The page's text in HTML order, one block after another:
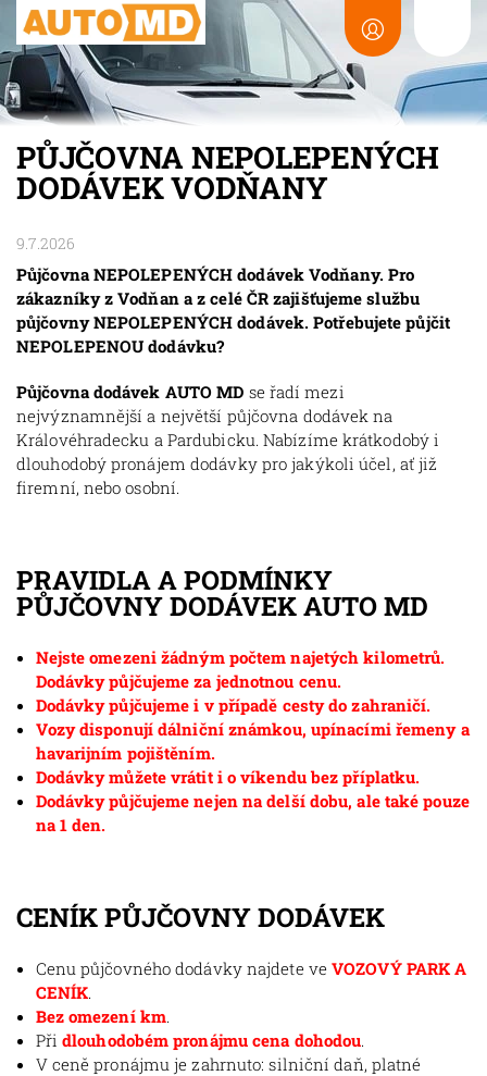
PŮJČOVNA NEPOLEPENÝCH
DODÁVEK VODŇANY
9.7.2026
Půjčovna NEPOLEPENÝCH dodávek Vodňany. Pro
zákazníky z Vodňan a z celé ČR zajišťujeme službu
půjčovny NEPOLEPENÝCH dodávek. Potřebujete půjčit
NEPOLEPENOU dodávku?
Půjčovna dodávek AUTO MD se řadí mezi
nejvýznamnější a největší půjčovna dodávek na
Královéhradecku a Pardubicku. Nabízíme krátkodobý i
dlouhodobý pronájem dodávky pro jakýkoli účel, ať již
firemní, nebo osobní.
PRAVIDLA A PODMÍNKY
PŮJČOVNY DODÁVEK AUTO MD
Nejste omezeni žádným počtem najetých kilometrů.
Dodávky půjčujeme za jednotnou cenu.
Dodávky půjčujeme i v případě cesty do zahraničí.
Vozy disponují dálniční známkou, upínacími řemeny a
havarijním pojištěním.
Dodávky můžete vrátit i o víkendu bez příplatku.
Dodávky půjčujeme nejen na delší dobu, ale také pouze
na 1 den.
CENÍK PŮJČOVNY DODÁVEK
Cenu půjčovného dodávky najdete veVOZOVÝ PARK A
CENÍK.
Bez omezení km.
Při dlouhodobém pronájmu cena dohodou.
V ceně pronájmu je zahrnuto: silniční daň, platné